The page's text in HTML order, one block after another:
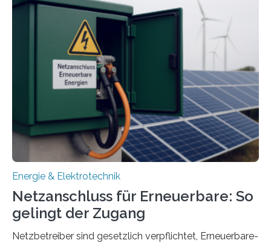
Quartieren“ eingeworben. Ziel des Projekts ist die
Entwicklung, Erprobung und Demonstration von
Konzepten zur langfristigen Energiespeicherung in
sektorübergreifend vernetzten Energiesystemen. Das
Projekt startete am 15. Oktober 2025, hat eine Laufzeit
von drei Jahren und ein Gesamtvolumen von rund 2,9
Millionen Euro, wovon 2,6 Millionen Euro durch das
Ministerium für Umwelt, Klima und…
Energie & Elektrotechnik
Netzanschluss für Erneuerbare: So
gelingt der Zugang
Netzbetreiber sind gesetzlich verpflichtet, Erneuerbare-